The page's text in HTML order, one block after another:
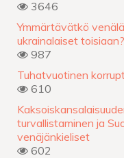
3646
Ymmärtävätkö
ukrainalaiset toisiaan?
987
Tuhatvuotinen
610
turvallistaminen ja
venäjänkieliset
602